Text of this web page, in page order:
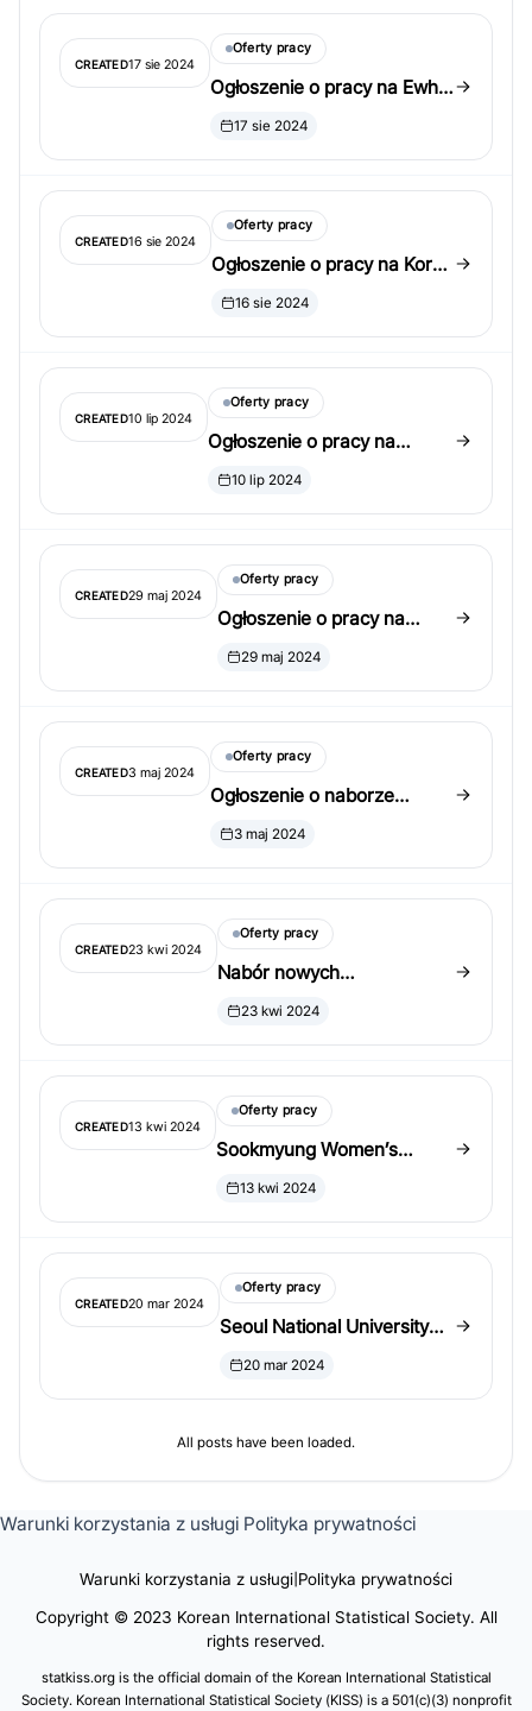
CREATED17 sie 2024
Oferty pracy
Ogłoszenie o pracy na Ewha
Womans University
17 sie 2024
CREATED16 sie 2024
Oferty pracy
Ogłoszenie o pracy na Korea
University
16 sie 2024
CREATED10 lip 2024
Oferty pracy
Ogłoszenie o pracy na
University of North Texas
10 lip 2024
CREATED29 maj 2024
Oferty pracy
Ogłoszenie o pracy na
Yonsei University w South
29 maj 2024
CREATED3 maj 2024
Oferty pracy
Ogłoszenie o naborze
nowych wykładowców w
3 maj 2024
CREATED23 kwi 2024
Oferty pracy
Nabór nowych
wykładowców w
23 kwi 2024
CREATED13 kwi 2024
Oferty pracy
Sookmyung Women’s
University ogłasza nabór na
akademickiego 2024
13 kwi 2024
CREATED20 mar 2024
Oferty pracy
Seoul National University
poszukuje pełnoetatowych
Department of Statistics
20 mar 2024
All posts have been loaded.
Warunki korzystania z usługi Polityka prywatności
Warunki korzystania z usługi Polityka prywatności
Copyright © 2023 Korean International Statistical Society. All
rights reserved.
statkiss.org is the official domain of the Korean International Statistical
Society. Korean International Statistical Society (KISS) is a 501(c)(3) nonprofit